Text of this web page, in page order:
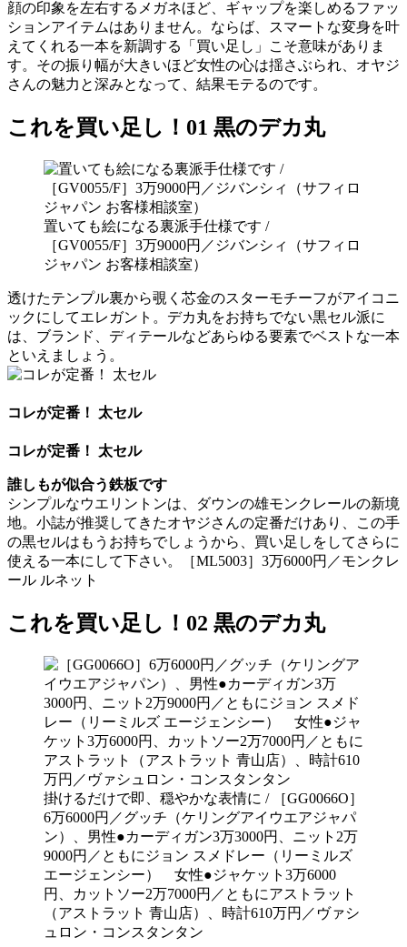
顔の印象を左右するメガネほど、ギャップを楽しめるファッ
ションアイテムはありません。ならば、スマートな変身を叶
えてくれる一本を新調する「買い足し」こそ意味がありま
す。その振り幅が大きいほど女性の心は揺さぶられ、オヤジ
さんの魅力と深みとなって、結果モテるのです。
これを買い足し！01 黒のデカ丸
置いても絵になる裏派手仕様です /
［GV0055/F］3万9000円／ジバンシィ（サフィロ
ジャパン お客様相談室）
透けたテンプル裏から覗く芯金のスターモチーフがアイコニ
ックにしてエレガント。デカ丸をお持ちでない黒セル派に
は、ブランド、ディテールなどあらゆる要素でベストな一本
といえましょう。
コレが定番！ 太セル
コレが定番！ 太セル
誰しもが似合う鉄板です
シンプルなウエリントンは、ダウンの雄モンクレールの新境
地。小誌が推奨してきたオヤジさんの定番だけあり、この手
の黒セルはもうお持ちでしょうから、買い足しをしてさらに
使える一本にして下さい。［ML5003］3万6000円／モンクレ
ール ルネット
これを買い足し！02 黒のデカ丸
掛けるだけで即、穏やかな表情に / ［GG0066O］
6万6000円／グッチ（ケリングアイウエアジャパ
ン）、男性●カーディガン3万3000円、ニット2万
9000円／ともにジョン スメドレー（リーミルズ
エージェンシー） 女性●ジャケット3万6000
円、カットソー2万7000円／ともにアストラット
（アストラット 青山店）、時計610万円／ヴァシ
ュロン・コンスタンタン